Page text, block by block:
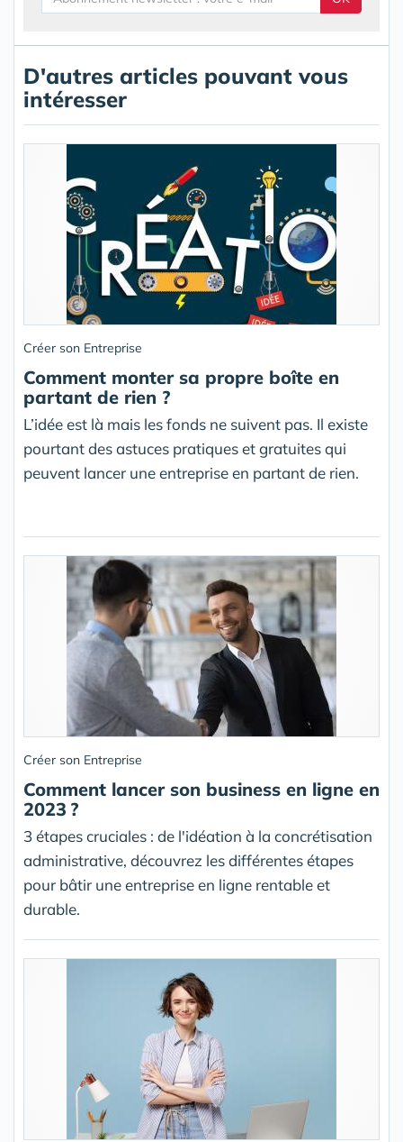
D'autres articles pouvant vous
intéresser
Créer son Entreprise
Comment monter sa propre boîte en
partant de rien ?
L’idée est là mais les fonds ne suivent pas. Il existe
pourtant des astuces pratiques et gratuites qui
peuvent lancer une entreprise en partant de rien.
Créer son Entreprise
Comment lancer son business en ligne en
2023 ?
3 étapes cruciales : de l'idéation à la concrétisation
administrative, découvrez les différentes étapes
pour bâtir une entreprise en ligne rentable et
durable.